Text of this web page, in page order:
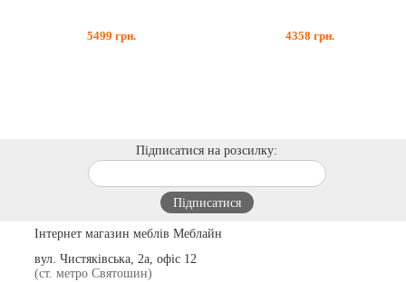
5499 грн. 4358 грн.
Підписатися на розсилку:
Інтернет магазин меблів Меблайн
вул. Чистяківська, 2а, офіс 12
(ст. метро Святошин)